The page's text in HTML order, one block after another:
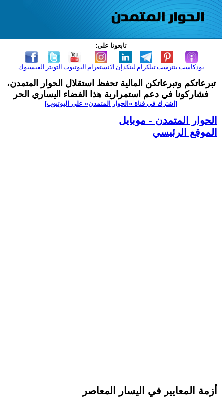
تابعونا على:
الفيسبوك التويتر اليوتيوب الانستغرام لينكدإن تيلكرامبنترست بودكاست
تبرعاتكم وتبرعاتكن المالية تحفظ استقلال الحوار المتمدن،
فشاركونا في دعم استمرارية هذا الفضاء اليساري الحر
[اشترك في قناة ‫«الحوار المتمدن» على اليوتيوب]
الحوار المتمدن - موبايل
الموقع الرئيسي
أزمة المعايير في اليسار المعاصر